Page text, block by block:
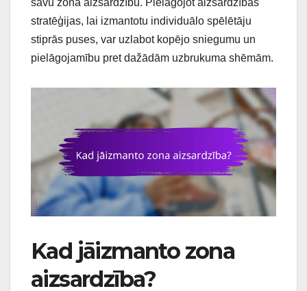
savu zona aizsardzību. Pielāgojot aizsardzības
stratēģijas, lai izmantotu individuālo spēlētāju
stiprās puses, var uzlabot kopējo sniegumu un
pielāgojamību pret dažādām uzbrukuma shēmām.
Kad jāizmanto zona
aizsardzība?